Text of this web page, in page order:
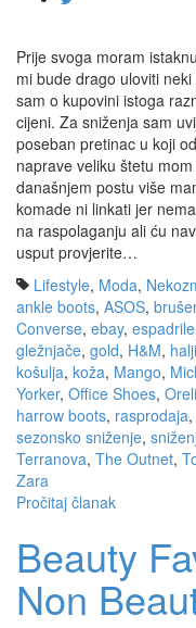
Prije svoga moram
mi bude drago uloviti
sam o kupovini istoga
cijeni. Za sniženja sam
poseban pretinac u koji
naprave veliku štetu
današnjem postu više
komade ni linkati jer
na raspolaganju ali ću
usput provjerite…
Lifestyle, Moda,
ankle boots, ASOS,
Converse, ebay, espadrile
gležnjače, gold, H&M,
košulja, koža, Mango,
Yorker, Office Shoes,
harrow boots, rasprodaja,
sezonsko sniženje,
Terranova, The Outnet,
Zara
Pročitaj članak
Beauty
Non